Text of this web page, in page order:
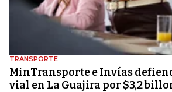
TRANSPORTE
MinTransporte e Invías
vial en La Guajira por $3,2